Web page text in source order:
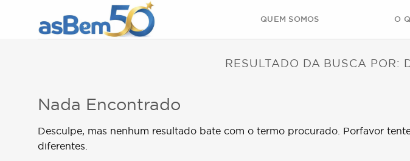
QUEM SOMOS O
RESULTADO DA BUSCA POR:
Nada Encontrado
Desculpe, mas nenhum resultado bate com o termo procurado. Porfavor
diferentes.